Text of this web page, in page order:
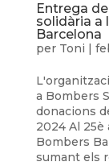
Entrega
solidària a
Barcelona
per Toni |
a Bombers
donacions
2024 Al 25è
Bombers
sumant els